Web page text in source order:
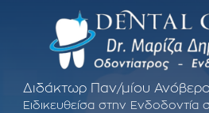
Διδάκτωρ Παν/μίου
Ειδικευθείσα στην